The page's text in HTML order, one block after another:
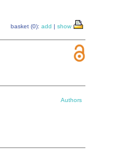
basket (0): add | show
Authors